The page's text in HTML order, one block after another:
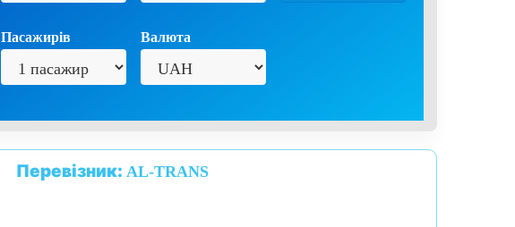
Пасажирів Валюта
Перевізник: AL-TRANS